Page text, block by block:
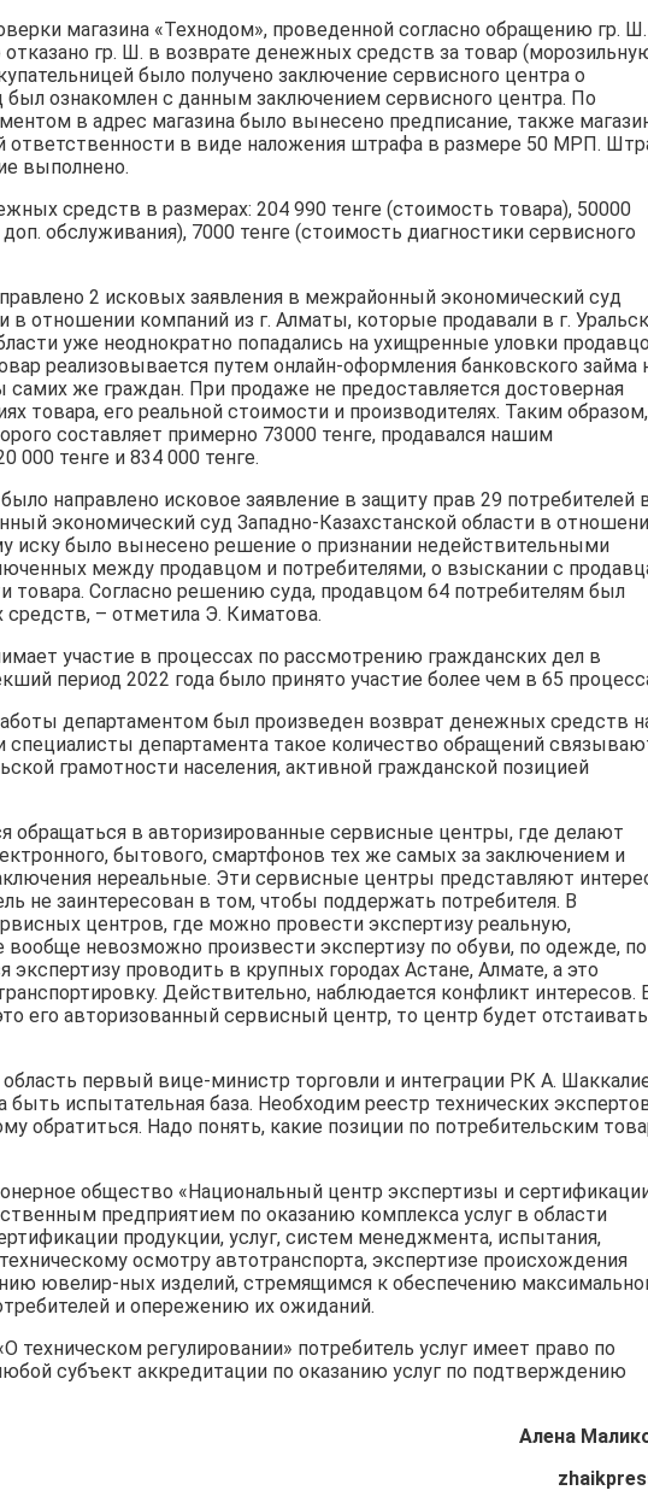
магазина «Технодом», проведенной согласно обращению гр. Ш.
гр. Ш. в возврате денежных средств за товар
было получено заключение сервисного центра о
был ознакомлен с данным заключением сервисного центра. По
в адрес магазина было вынесено предписание, также
ответственности в виде наложения штрафа в размере 50 МРП.
выполнено.
средств в размерах: 204 990 тенге (стоимость товара), 50000
обслуживания), 7000 тенге (стоимость диагностики сервисного
2 исковых заявления в межрайонный экономический суд
в отношении компаний из г. Алматы, которые продавали в г.
уже неоднократно попадались на ухищренные уловки
реализовывается путем онлайн-оформления банковского займа
самих же граждан. При продаже не предоставляется достоверная
товара, его реальной стоимости и производителях. Таким образом,
составляет примерно 73000 тенге, продавался нашим
000 тенге и 834 000 тенге.
направлено исковое заявление в защиту прав 29 потребителей
экономический суд Западно-Казахстанской области в
иску было вынесено решение о признании недействительными
между продавцом и потребителями, о взыскании с
товара. Согласно решению суда, продавцом 64 потребителям был
– отметила Э. Киматова.
участие в процессах по рассмотрению гражданских дел в
период 2022 года было принято участие более чем в 65
департаментом был произведен возврат денежных средств
специалисты департамента такое количество обращений
грамотности населения, активной гражданской позицией
обращаться в авторизированные сервисные центры, где делают
бытового, смартфонов тех же самых за заключением и
нереальные. Эти сервисные центры представляют
не заинтересован в том, чтобы поддержать потребителя. В
центров, где можно провести экспертизу реальную,
невозможно произвести экспертизу по обуви, по одежде, по
экспертизу проводить в крупных городах Астане, Алмате, а это
Действительно, наблюдается конфликт интересов.
его авторизованный сервисный центр, то центр будет отстаивать
первый вице-министр торговли и интеграции РК А.
быть испытательная база. Необходим реестр технических
обратиться. Надо понять, какие позиции по потребительским
общество «Национальный центр экспертизы и
предприятием по оказанию комплекса услуг в области
продукции, услуг, систем менеджмента, испытания,
осмотру автотранспорта, экспертизе происхождения
ювелир-ных изделий, стремящимся к обеспечению
и опережению их ожиданий.
техническом регулировании» потребитель услуг имеет право по
субъект аккредитации по оказанию услуг по подтверждению
Алена